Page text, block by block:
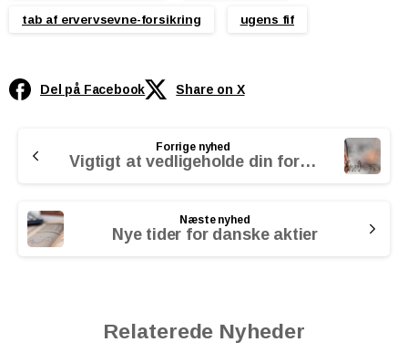
tab af ervervsevne-forsikring ugens fif
Del på Facebook Share on X
Reading
Forrige nyhed
Vigtigt at vedligeholde din formue
Næste nyhed
Nye tider for danske aktier
Relaterede Nyheder